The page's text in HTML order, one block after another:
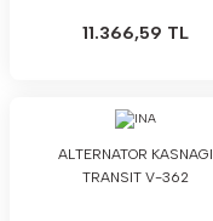
11.366,59 TL
ALTERNATOR KASNAGI
TRANSIT V-362